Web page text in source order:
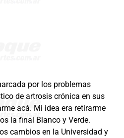
por los problemas
de artrosis crónica en sus
acá. Mi idea era retirarme
la final Blanco y Verde.
cambios en la Universidad y